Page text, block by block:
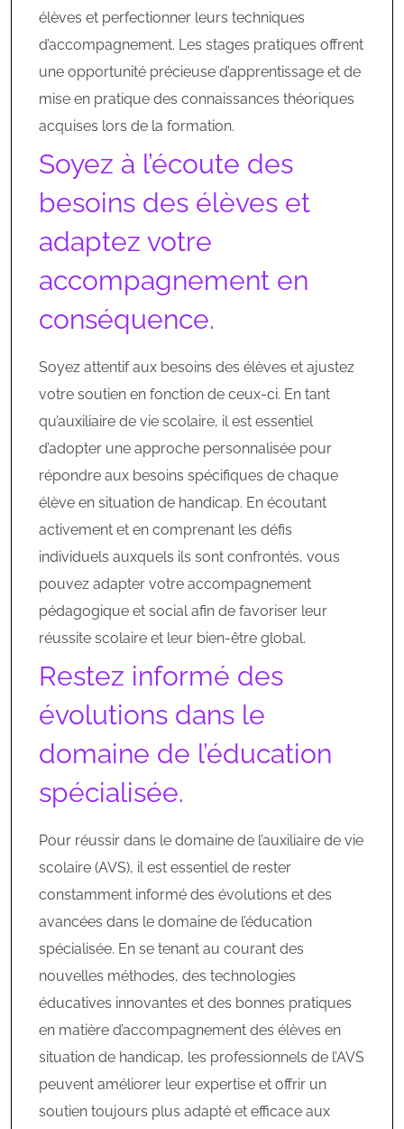
élèves et perfectionner leurs techniques
d’accompagnement. Les stages pratiques offrent
une opportunité précieuse d’apprentissage et de
mise en pratique des connaissances théoriques
acquises lors de la formation.
Soyez à l’écoute des
besoins des élèves et
adaptez votre
accompagnement en
conséquence.
Soyez attentif aux besoins des élèves et ajustez
votre soutien en fonction de ceux-ci. En tant
qu’auxiliaire de vie scolaire, il est essentiel
d’adopter une approche personnalisée pour
répondre aux besoins spécifiques de chaque
élève en situation de handicap. En écoutant
activement et en comprenant les défis
individuels auxquels ils sont confrontés, vous
pouvez adapter votre accompagnement
pédagogique et social afin de favoriser leur
réussite scolaire et leur bien-être global.
Restez informé des
évolutions dans le
domaine de l’éducation
spécialisée.
Pour réussir dans le domaine de l’auxiliaire de vie
scolaire (AVS), il est essentiel de rester
constamment informé des évolutions et des
avancées dans le domaine de l’éducation
spécialisée. En se tenant au courant des
nouvelles méthodes, des technologies
éducatives innovantes et des bonnes pratiques
en matière d’accompagnement des élèves en
situation de handicap, les professionnels de l’AVS
peuvent améliorer leur expertise et offrir un
soutien toujours plus adapté et efficace aux